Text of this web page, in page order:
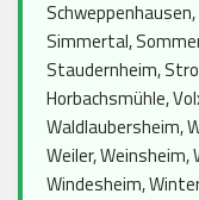
Simmertal,
Staudernheim,
Horbachsmühle,
Waldlaubersheim,
Weiler,
Windesheim,